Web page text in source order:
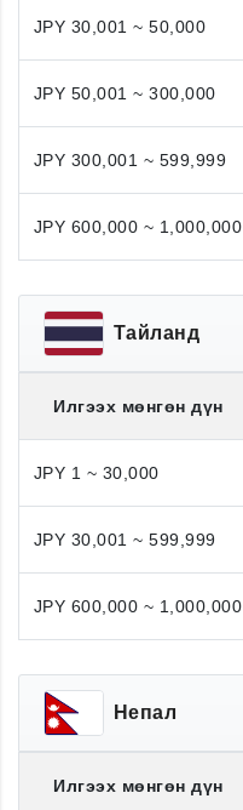
JPY 30,001 ~ 50,000
JPY 50,001 ~ 300,000
JPY 300,001 ~ 599,999
JPY 600,000 ~ 1,000,000
Тайланд
Илгээх мөнгөн дүн
JPY 1 ~ 30,000
JPY 30,001 ~ 599,999
JPY 600,000 ~ 1,000,000
Непал
Илгээх мөнгөн дүн